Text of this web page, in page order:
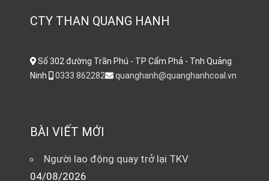
CTY THAN QUANG HANH
Số 302 đường Trần Phú - TP Cẩm Phả - Tnh Quảng
Ninh
0333 862282 quanghanh@quanghanhcoal.vn
BÀI VIẾT MỚI
Người lao động quay trở lại TKV
04/08/2026